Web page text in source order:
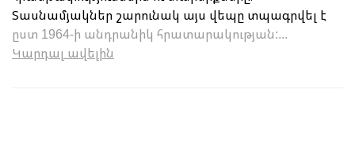
Տասնամյակներ շարունակ այս վեպը տպագրվել է
ըստ 1964-ի անդրանիկ հրատարակության:...
Կարդալ ավելին